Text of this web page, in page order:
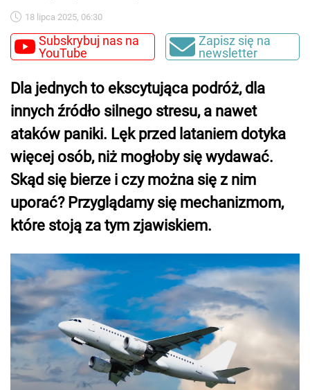
18 lipca 2025, 06:30
Subskrybuj nas na
YouTube
Zapisz się na
newsletter
Dla jednych to ekscytująca podróż, dla
innych źródło silnego stresu, a nawet
ataków paniki. Lęk przed lataniem dotyka
więcej osób, niż mogłoby się wydawać.
Skąd się bierze i czy można się z nim
uporać? Przyglądamy się mechanizmom,
które stoją za tym zjawiskiem.